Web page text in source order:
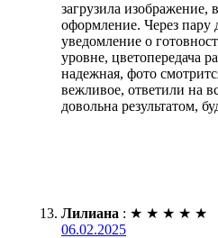
загрузила изображение,
оформление. Через
уведомление о
уровне, цветопередача
надежная, фото
вежливое, ответили на
довольна результатом,
Лилиана : ★ ★ ★ ★ ★
06.02.2025